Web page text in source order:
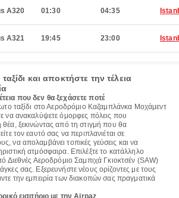
A320 01:30 04:35
A321 19:45 23:00
και αποκτήστε την τέλεια
που δεν θα ξεχάσετε ποτέ
ταξίδι στο Αεροδρόμιο Καζαμπλάνκα Μοχάμεντ
να ανακαλύψετε όμορφες πόλεις που
ξεκινώντας από τη στιγμή που θα
τον εαυτό σας να περιπλανιέται σε
να απολαμβάνει τοπικές γεύσεις και να
ατμόσφαιρα. Επιλέξτε το κατάλληλο
Διεθνές Αεροδρόμιο Σαμπιχά Γκιοκτσέν (SAW)
σας. Εξερευνήστε νέους ορίζοντες με τους
την εμπειρία των διακοπών σας πραγματικά
εισιτήριο με την Airpaz